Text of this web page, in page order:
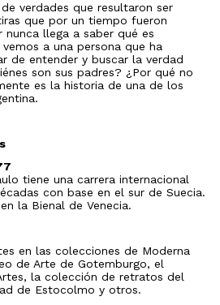
verdades que resultaron ser
que por un tiempo fueron
llega a saber qué es
a una persona que ha
de entender y buscar la verdad
son sus padres? ¿Por qué no
es la historia de una de los
tiene una carrera internacional
con base en el sur de Suecia.
la Bienal de Venecia.
en las colecciones de Moderna
de Arte de Gotemburgo, el
la colección de retratos del
de Estocolmo y otros.